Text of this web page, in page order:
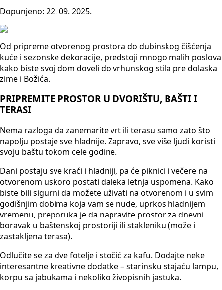
Dopunjeno: 22. 09. 2025.
Od pripreme otvorenog prostora do dubinskog čišćenja
kuće i sezonske dekoracije, predstoji mnogo malih poslova
kako biste svoj dom doveli do vrhunskog stila pre dolaska
zime i Božića.
PRIPREMITE PROSTOR U DVORIŠTU, BAŠTI I
TERASI
Nema razloga da zanemarite vrt ili terasu samo zato što
napolju postaje sve hladnije. Zapravo, sve više ljudi koristi
svoju baštu tokom cele godine.
Dani postaju sve kraći i hladniji, pa će piknici i večere na
otvorenom uskoro postati daleka letnja uspomena. Kako
biste bili sigurni da možete uživati na otvorenom i u svim
godišnjim dobima koja vam se nude, uprkos hladnijem
vremenu, preporuka je da napravite prostor za dnevni
boravak u baštenskoj prostoriji ili stakleniku (može i
zastakljena terasa).
Odlučite se za dve fotelje i stočić za kafu. Dodajte neke
interesantne kreativne dodatke – starinsku stajaću lampu,
korpu sa jabukama i nekoliko živopisnih jastuka.